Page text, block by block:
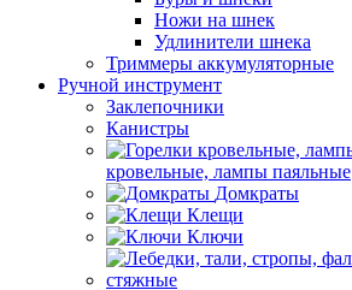
Ножи на шнек
Удлинители шнека
Триммеры аккумуляторные
Ручной инструмент
Заклепочники
Канистры
кровельные, лампы паяльные
Домкраты
Клещи
Ключи